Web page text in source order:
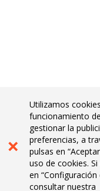
×
Utilizamos
funcionamiento
gestionar la
preferencias, a
pulsas en
uso de cookies.
en
consultar nuestra